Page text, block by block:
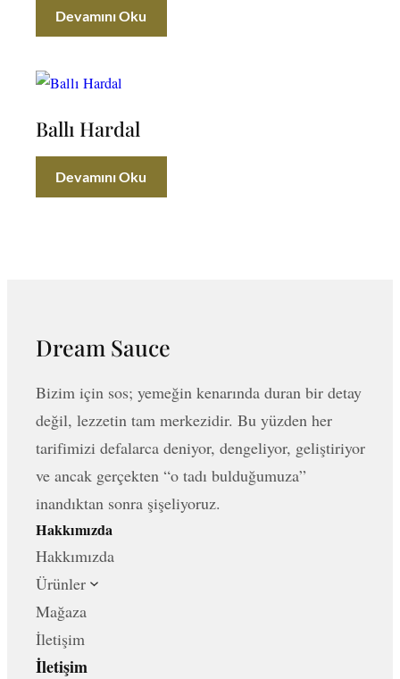
Devamını Oku
Ballı Hardal
Devamını Oku
Dream Sauce
Bizim için sos; yemeğin kenarında duran bir detay
değil, lezzetin tam merkezidir. Bu yüzden her
tarifimizi defalarca deniyor, dengeliyor, geliştiriyor
ve ancak gerçekten “o tadı bulduğumuza”
inandıktan sonra şişeliyoruz.
Hakkımızda
Hakkımızda
Ürünler
Mağaza
İletişim
İletişim